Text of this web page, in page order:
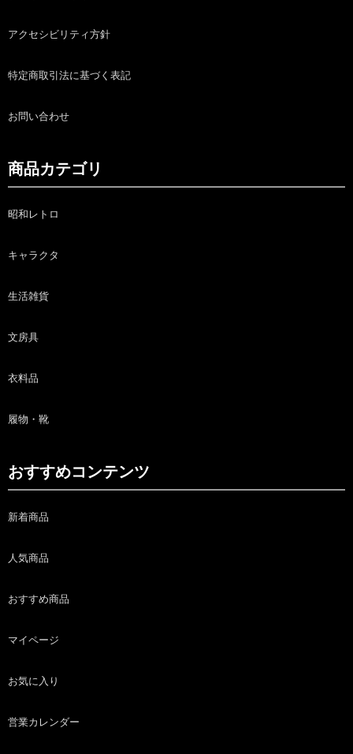
アクセシビリティ方針
特定商取引法に基づく表記
お問い合わせ
商品カテゴリ
昭和レトロ
キャラクタ
生活雑貨
文房具
衣料品
履物・靴
おすすめコンテンツ
新着商品
人気商品
おすすめ商品
マイページ
お気に入り
営業カレンダー